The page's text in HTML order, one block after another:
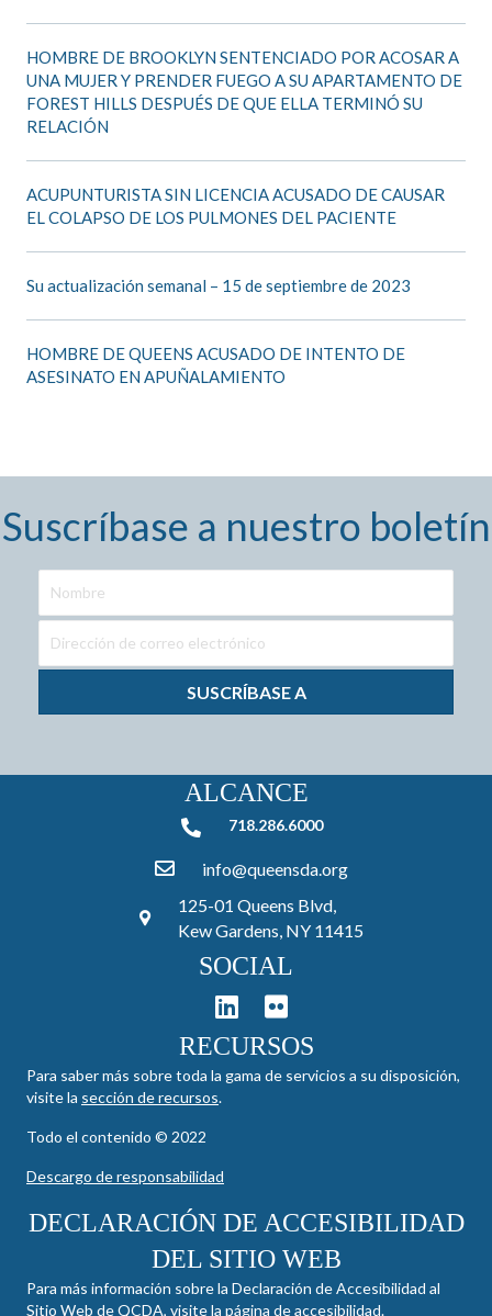
HOMBRE DE BROOKLYN SENTENCIADO POR ACOSAR A
UNA MUJER Y PRENDER FUEGO A SU APARTAMENTO DE
FOREST HILLS DESPUÉS DE QUE ELLA TERMINÓ SU
RELACIÓN
ACUPUNTURISTA SIN LICENCIA ACUSADO DE CAUSAR
EL COLAPSO DE LOS PULMONES DEL PACIENTE
Su actualización semanal – 15 de septiembre de 2023
HOMBRE DE QUEENS ACUSADO DE INTENTO DE
ASESINATO EN APUÑALAMIENTO
Suscríbase a nuestro boletín
SUSCRÍBASE A
ALCANCE
718.286.6000718.286.6000
info@queensda.org
125-01 Queens Blvd,
Kew Gardens, NY 11415
SOCIAL
RECURSOS
Para saber más sobre toda la gama de servicios a su disposición,
visite la sección de recursos.
Todo el contenido © 2022
Descargo de responsabilidad
DECLARACIÓN DE ACCESIBILIDAD
DEL SITIO WEB
Para más información sobre la Declaración de Accesibilidad al
Sitio Web de QCDA, visite la página de accesibilidad.